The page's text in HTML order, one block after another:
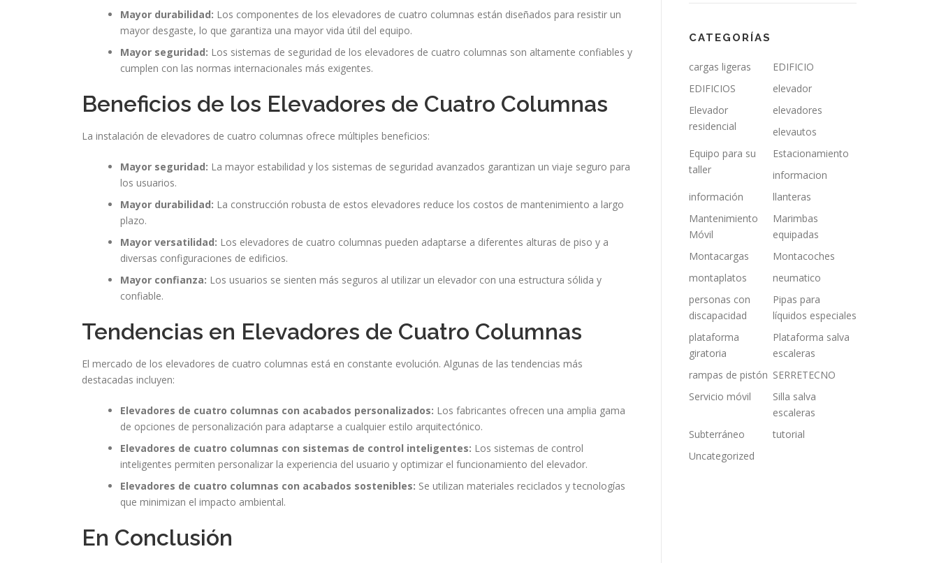
Mayor durabilidad: Los componentes de los elevadores de cuatro columnas están diseñados para resistir un
mayor desgaste, lo que garantiza una mayor vida útil del equipo.
Mayor seguridad: Los sistemas de seguridad de los elevadores de cuatro columnas son altamente confiables y
cumplen con las normas internacionales más exigentes.
Beneficios de los Elevadores de Cuatro Columnas
La instalación de elevadores de cuatro columnas ofrece múltiples beneficios:
Mayor seguridad: La mayor estabilidad y los sistemas de seguridad avanzados garantizan un viaje seguro para
los usuarios.
Mayor durabilidad: La construcción robusta de estos elevadores reduce los costos de mantenimiento a largo
plazo.
Mayor versatilidad: Los elevadores de cuatro columnas pueden adaptarse a diferentes alturas de piso y a
diversas configuraciones de edificios.
Mayor confianza: Los usuarios se sienten más seguros al utilizar un elevador con una estructura sólida y
confiable.
Tendencias en Elevadores de Cuatro Columnas
El mercado de los elevadores de cuatro columnas está en constante evolución. Algunas de las tendencias más
destacadas incluyen:
Elevadores de cuatro columnas con acabados personalizados: Los fabricantes ofrecen una amplia gama
de opciones de personalización para adaptarse a cualquier estilo arquitectónico.
Elevadores de cuatro columnas con sistemas de control inteligentes: Los sistemas de control
inteligentes permiten personalizar la experiencia del usuario y optimizar el funcionamiento del elevador.
Elevadores de cuatro columnas con acabados sostenibles: Se utilizan materiales reciclados y tecnologías
que minimizan el impacto ambiental.
En Conclusión
CATEGORÍAS
cargas ligeras
EDIFICIO
EDIFICIOS
elevador
Elevador
residencial
elevadores
elevautos
Equipo para su
taller
Estacionamiento
informacion
información
llanteras
Mantenimiento
Móvil
Marimbas
equipadas
Montacargas
Montacoches
montaplatos
neumatico
personas con
discapacidad
Pipas para
líquidos especiales
plataforma
giratoria
Plataforma salva
escaleras
rampas de pistón SERRETECNO
Servicio móvil
Silla salva
escaleras
Subterráneo
tutorial
Uncategorized